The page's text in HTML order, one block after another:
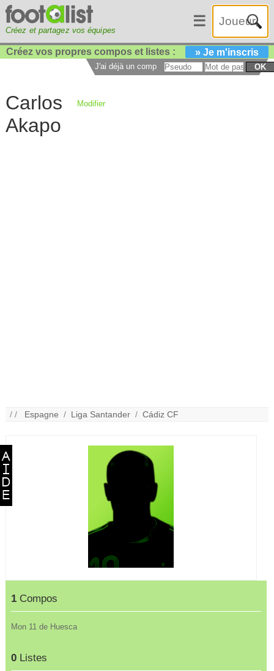
Créez et partagez vos équipes
☰
Créez vos propres compos et listes : » Je m'inscris
J'ai déjà un compte : OK
Carlos
Akapo
Modifier
/ / Espagne / Liga Santander /Cádiz CF
1 Compos
Mon 11 de Huesca
0 Listes